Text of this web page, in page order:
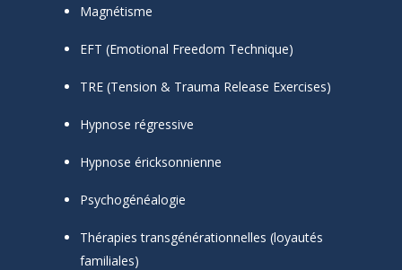
Magnétisme
EFT (Emotional Freedom Technique)
TRE (Tension & Trauma Release Exercises)
Hypnose régressive
Hypnose éricksonnienne
Psychogénéalogie
Thérapies transgénérationnelles (loyautés
familiales)